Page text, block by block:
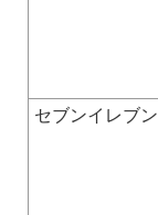
セブンイレブン